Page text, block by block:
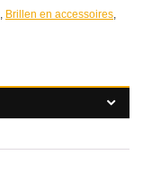
, Brillen en accessoires,